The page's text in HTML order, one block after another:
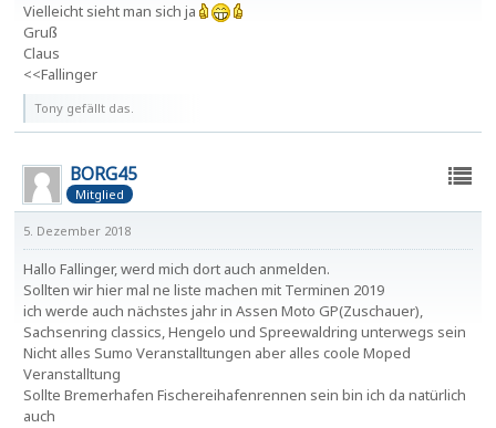
Vielleicht sieht man sich ja
Gruß
Claus
<<Fallinger
Tony gefällt das.
BORG45
Mitglied
5. Dezember 2018
Hallo Fallinger, werd mich dort auch anmelden.
Sollten wir hier mal ne liste machen mit Terminen 2019
ich werde auch nächstes jahr in Assen Moto GP(Zuschauer),
Sachsenring classics, Hengelo und Spreewaldring unterwegs sein
Nicht alles Sumo Veranstalltungen aber alles coole Moped
Veranstalltung
Sollte Bremerhafen Fischereihafenrennen sein bin ich da natürlich
auch